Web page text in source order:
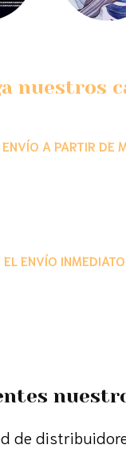
nuestros
ENVÍO A PARTIR DE
EL ENVÍO
de